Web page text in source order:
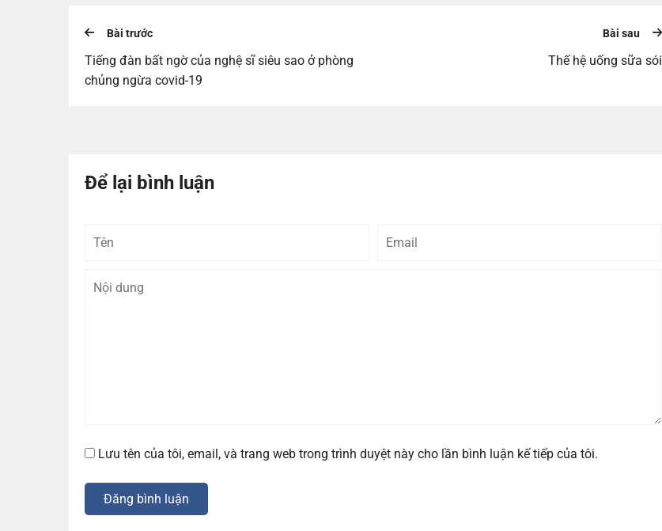
Bài trước
Tiếng đàn bất ngờ của nghệ sĩ siêu sao ở phòng
chủng ngừa covid-19
Bài sau
Thế hệ uống sữa sói
Để lại bình luận
Lưu tên của tôi, email, và trang web trong trình duyệt này cho lần bình luận kế tiếp của tôi.
Đăng bình luận